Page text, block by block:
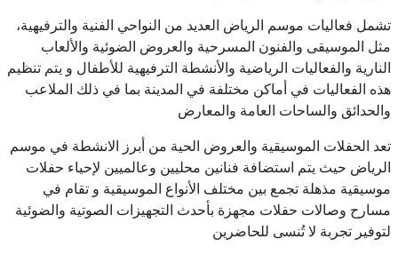
تشمل فعاليات موسم الرياض العديد من النواحي الفنية والترفيهية،
مثل الموسيقى والفنون المسرحية والعروض الضوئية والألعاب
النارية والفعاليات الرياضية والأنشطة الترفيهية للأطفال و يتم تنظيم
هذه الفعاليات في أماكن مختلفة في المدينة بما في ذلك الملاعب
والحدائق والساحات العامة والمعارض
تعد الحفلات الموسيقية والعروض الحية من أبرز الانشطة في موسم
الرياض حيث يتم استضافة فنانين محليين وعالميين لإحياء حفلات
موسيقية مذهلة تجمع بين مختلف الأنواع الموسيقية و تقام في
مسارح وصالات حفلات مجهزة بأحدث التجهيزات الصوتية والضوئية
لتوفير تجربة لا تُنسى للحاضرين